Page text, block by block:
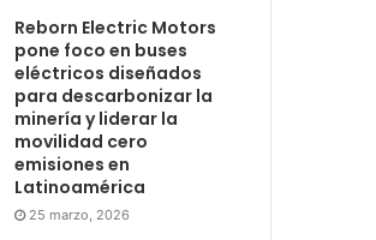
Reborn Electric Motors
pone foco en buses
eléctricos diseñados
para descarbonizar la
minería y liderar la
movilidad cero
emisiones en
Latinoamérica
25 marzo, 2026